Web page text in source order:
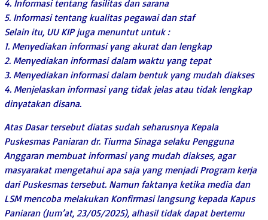
4. Informasi tentang fasilitas dan sarana
5. Informasi tentang kualitas pegawai dan staf
Selain itu, UU KIP juga menuntut untuk :
1. Menyediakan informasi yang akurat dan lengkap
2. Menyediakan informasi dalam waktu yang tepat
3. Menyediakan informasi dalam bentuk yang mudah diakses
4. Menjelaskan informasi yang tidak jelas atau tidak lengkap
dinyatakan disana.
Atas Dasar tersebut diatas sudah seharusnya Kepala
Puskesmas Paniaran dr. Tiurma Sinaga selaku Pengguna
Anggaran membuat informasi yang mudah diakses, agar
masyarakat mengetahui apa saja yang menjadi Program kerja
dari Puskesmas tersebut. Namun faktanya ketika media dan
LSM mencoba melakukan Konfirmasi langsung kepada Kapus
Paniaran (Jum’at, 23/05/2025), alhasil tidak dapat bertemu